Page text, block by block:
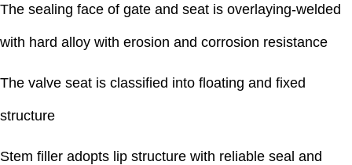
The sealing face of gate and seat is overlaying-welded
with hard alloy with erosion and corrosion resistance
The valve seat is classified into floating and fixed
structure
Stem filler adopts lip structure with reliable seal and